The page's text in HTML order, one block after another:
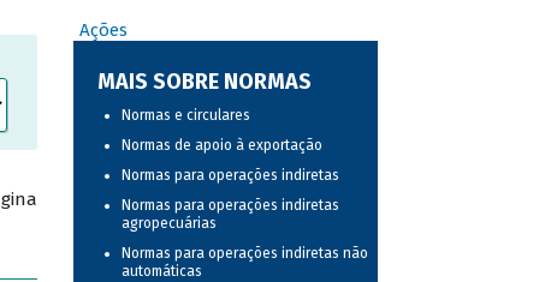
Ações
MAIS SOBRE NORMAS
Normas e circulares
Normas de apoio à exportação
Normas para operações indiretas
Normas para operações indiretas
agropecuárias
Normas para operações indiretas não
automáticas